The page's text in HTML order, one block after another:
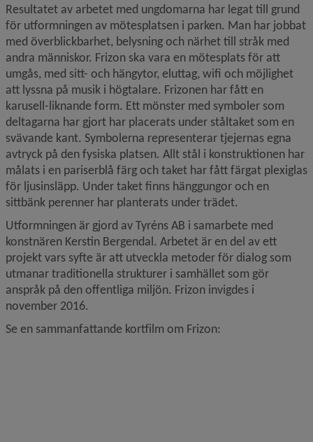
Resultatet av arbetet med ungdomarna har legat till grund
för utformningen av mötesplatsen i parken. Man har jobbat
med överblickbarhet, belysning och närhet till stråk med
andra människor. Frizon ska vara en mötesplats för att
umgås, med sitt- och hängytor, eluttag, wifi och möjlighet
att lyssna på musik i högtalare. Frizonen har fått en
karusell-liknande form. Ett mönster med symboler som
deltagarna har gjort har placerats under ståltaket som en
svävande kant. Symbolerna representerar tjejernas egna
avtryck på den fysiska platsen. Allt stål i konstruktionen har
målats i en pariserblå färg och taket har fått färgat plexiglas
för ljusinsläpp. Under taket finns hänggungor och en
sittbänk perenner har planterats under trädet.
Utformningen är gjord av Tyréns AB i samarbete med
konstnären Kerstin Bergendal. Arbetet är en del av ett
projekt vars syfte är att utveckla metoder för dialog som
utmanar traditionella strukturer i samhället som gör
anspråk på den offentliga miljön. Frizon invigdes i
november 2016.
Se en sammanfattande kortfilm om Frizon: